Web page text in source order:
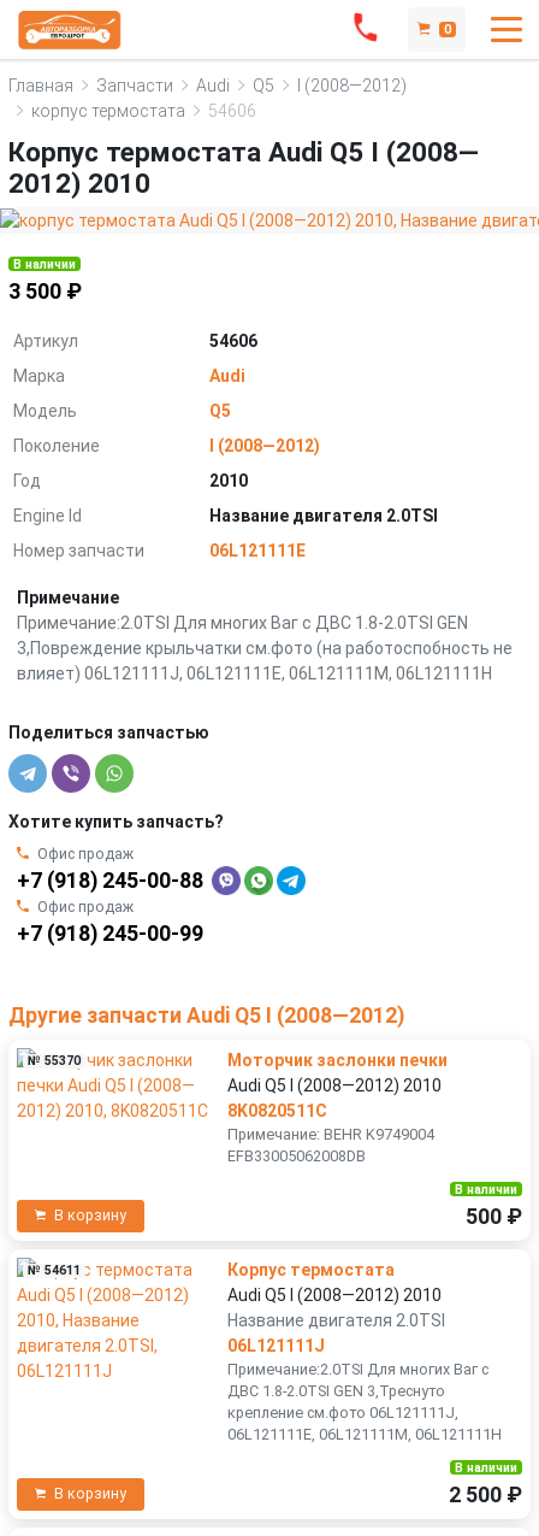
0
Главная Запчасти Audi Q5
I (2008—2012)
корпус термостата
54606
Корпус термостата Audi Q5 I (2008—
2012) 2010
В наличии
3 500 ₽
Артикул
54606
Марка
Audi
Модель
Q5
Поколение
I (2008—2012)
Год
2010
Engine Id
Название двигателя 2.0TSI
Номер запчасти
06L121111E
Примечание
Примечание:2.0TSI Для многих Ваг с ДВС 1.8-2.0TSI GEN
3,Повреждение крыльчатки см.фото (на работоспобность не
влияет) 06L121111J, 06L121111E, 06L121111M, 06L121111H
Поделиться запчастью
Хотите купить запчасть?
Офис продаж
+7 (918) 245-00-88
Офис продаж
+7 (918) 245-00-99
Другие запчасти Audi Q5 I (2008—2012)
№ 55370
Моторчик заслонки печки
Audi Q5 I (2008—2012) 2010
8K0820511C
Примечание: BEHR K9749004
EFB33005062008DB
В корзину
В наличии
500 ₽
№ 54611
Корпус термостата
Audi Q5 I (2008—2012) 2010
Название двигателя 2.0TSI
06L121111J
Примечание:2.0TSI Для многих Ваг с
ДВС 1.8-2.0TSI GEN 3,Треснуто
крепление см.фото 06L121111J,
06L121111E, 06L121111M, 06L121111H
В корзину
В наличии
2 500 ₽